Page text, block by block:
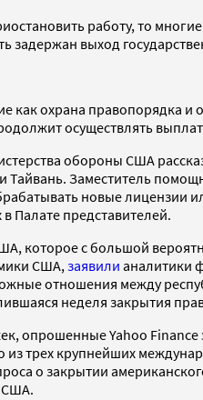
работу, то
задержан выход
как охрана правопорядка
осуществлять
обороны США
Тайвань. Заместитель
новые лицензии
Палате представителей.
которое с большой
США,заявили аналитики
отношения между
неделя закрытия
опрошенные Yahoo Finance
из трех крупнейших
о закрытии
США.